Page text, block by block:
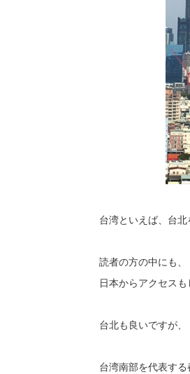
台湾といえば、台北
読者の方の中にも、
日本からアクセス
台北も良いですが、
台湾南部を代表す